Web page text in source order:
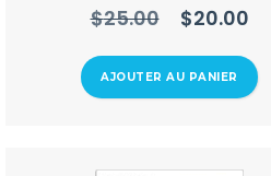
$25.00
Le
initial
était :
$20.00
AJOUTER AU PANIER